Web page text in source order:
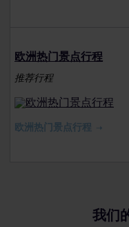
欧洲热门景点行程
推荐行程
欧洲热门景点行程
我们